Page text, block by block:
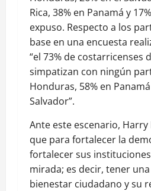
Rica, 38% en Panamá y
expuso. Respecto a los
base en una encuesta
“el 73% de costarricenses
simpatizan con ningún
Honduras, 58% en
Salvador”.
Ante este escenario,
que para fortalecer la
fortalecer sus
mirada; es decir, tener
bienestar ciudadano y su